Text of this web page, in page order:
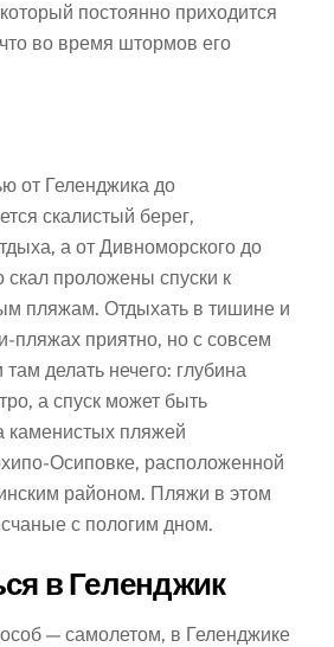
постоянно приходится
во время штормов его
от Геленджика до
скалистый берег,
а от Дивноморского до
скал проложены спуски к
пляжам. Отдыхать в тишине и
пляжах приятно, но с совсем
делать нечего: глубина
а спуск может быть
пляжей
Осиповке, расположенной
районом. Пляжи в этом
с пологим дном.
в Геленджик
— самолетом, в Геленджике